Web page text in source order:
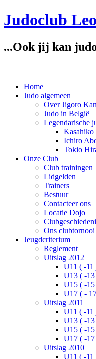
Judoclub
...Ook jij kan
Home
Judo algemeen
Over Jigoro
Judo in België
Legendarische
Kasahiko
Ichiro
Tokio
Onze Club
Club trainingen
Lidgelden
Trainers
Bestuur
Contacteer ons
Locatie Dojo
Ons clubtornooi
Jeugdcriterium
Reglement
Uitslag 2012
U11 ( -11
U13 ( -13
U15 ( -15
U17 ( -
Uitslag 2011
U11 ( -11
U13 ( -13
U15 ( -15
U17 ( -17
Uitslag 2010
U11 ( -11